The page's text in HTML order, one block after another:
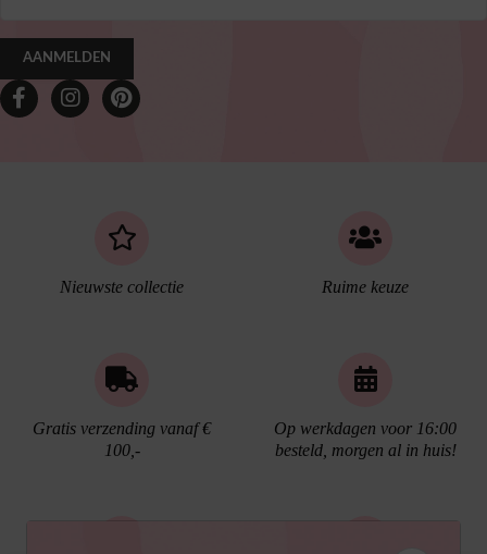
AANMELDEN
Nieuwste collectie Ruime keuze
Gratis verzending vanaf €
100,-
Op werkdagen voor 16:00
besteld, morgen al in huis!